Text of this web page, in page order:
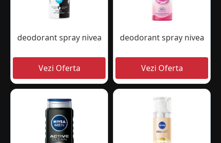
deodorant spray nivea deodorant spray nivea